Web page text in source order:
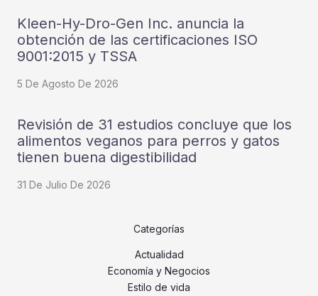
Kleen-Hy-Dro-Gen Inc. anuncia la
obtención de las certificaciones ISO
9001:2015 y TSSA
5 De Agosto De 2026
Revisión de 31 estudios concluye que los
alimentos veganos para perros y gatos
tienen buena digestibilidad
31 De Julio De 2026
Categorías
Actualidad
Economía y Negocios
Estilo de vida